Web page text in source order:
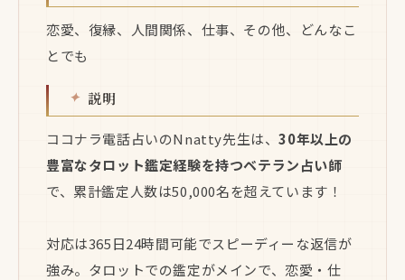
恋愛、復縁、人間関係、仕事、その他、どんなこ
とでも
説明
ココナラ電話占いのNnatty先生は、30年以上の
豊富なタロット鑑定経験を持つベテラン占い師
で、累計鑑定人数は50,000名を超えています！
対応は365日24時間可能でスピーディーな返信が
強み。タロットでの鑑定がメインで、恋愛・仕